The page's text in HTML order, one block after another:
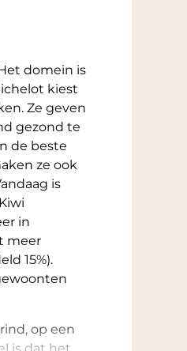
domein is
kiest
Ze geven
gezond te
de beste
ze ook
is
in
meer
15%).
op een
is dat het